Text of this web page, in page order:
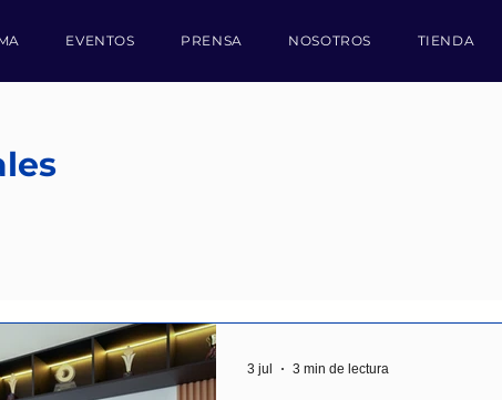
EVENTOS PRENSA NOSOTROS TIENDA
3 jul 3 min de lectura